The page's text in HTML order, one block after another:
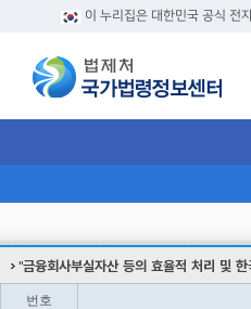
이 누리집은 대한민국 공식 전
"금융회사부실자산 등의 효율적 처리 및
번호